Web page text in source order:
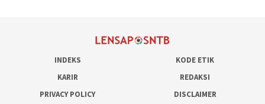
INDEKS
KODE ETIK
KARIR
REDAKSI
PRIVACY POLICY
DISCLAIMER